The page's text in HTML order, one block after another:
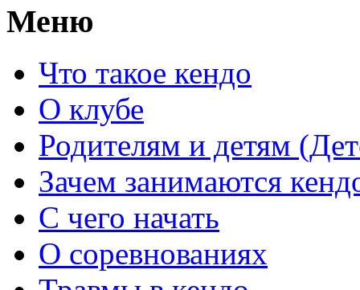
Меню
Что такое кендо
О клубе
Родителям и детям
Зачем занимаются
С чего начать
О соревнованиях